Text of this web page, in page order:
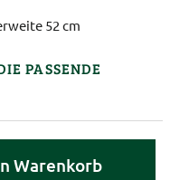
52 cm
PASSENDE
Warenkorb